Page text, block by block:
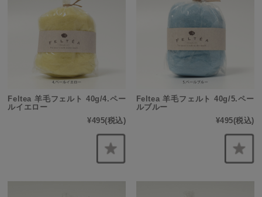
Feltea 羊毛フェルト 40g/4.ペー
ルイエロー
¥495(税込)
Feltea 羊毛フェルト 40g/5.ペー
ルブルー
¥495(税込)